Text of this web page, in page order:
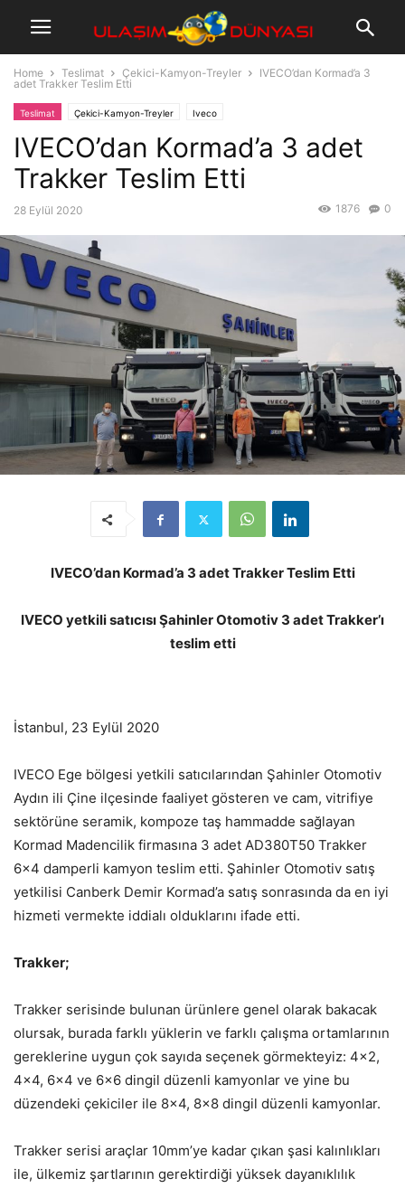
Home Teslimat Çekici-Kamyon-Treyler
IVECO’dan Kormad’a 3
adet Trakker Teslim Etti
Teslimat Çekici-Kamyon-Treyler Iveco
IVECO’dan Kormad’a 3 adet
Trakker Teslim Etti
28 Eylül 2020 0
1876
IVECO’dan Kormad’a 3 adet Trakker Teslim Etti
IVECO yetkili satıcısı Şahinler Otomotiv 3 adet Trakker’ı
teslim etti
İstanbul, 23 Eylül 2020
IVECO Ege bölgesi yetkili satıcılarından Şahinler Otomotiv
Aydın ili Çine ilçesinde faaliyet gösteren ve cam, vitrifiye
sektörüne seramik, kompoze taş hammadde sağlayan
Kormad Madencilik firmasına 3 adet AD380T50 Trakker
6×4 damperli kamyon teslim etti. Şahinler Otomotiv satış
yetkilisi Canberk Demir Kormad’a satış sonrasında da en iyi
hizmeti vermekte iddialı olduklarını ifade etti.
Trakker;
Trakker serisinde bulunan ürünlere genel olarak bakacak
olursak, burada farklı yüklerin ve farklı çalışma ortamlarının
gereklerine uygun çok sayıda seçenek görmekteyiz: 4×2,
4×4, 6×4 ve 6×6 dingil düzenli kamyonlar ve yine bu
düzendeki çekiciler ile 8×4, 8×8 dingil düzenli kamyonlar.
Trakker serisi araçlar 10mm’ye kadar çıkan şasi kalınlıkları
ile, ülkemiz şartlarının gerektirdiği yüksek dayanıklılık